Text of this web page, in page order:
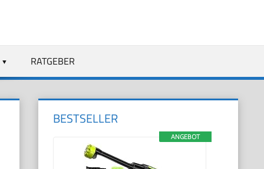
RATGEBER
BESTSELLER
ANGEBOT